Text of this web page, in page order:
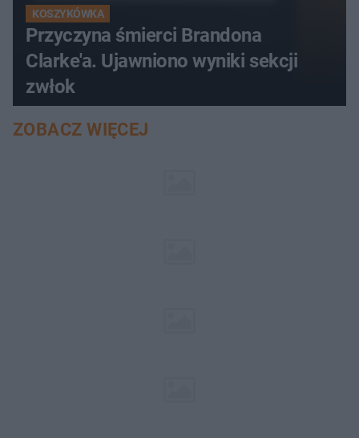
KOSZYKÓWKA
Przyczyna śmierci Brandona
Clarke'a. Ujawniono wyniki sekcji
zwłok
ZOBACZ WIĘCEJ